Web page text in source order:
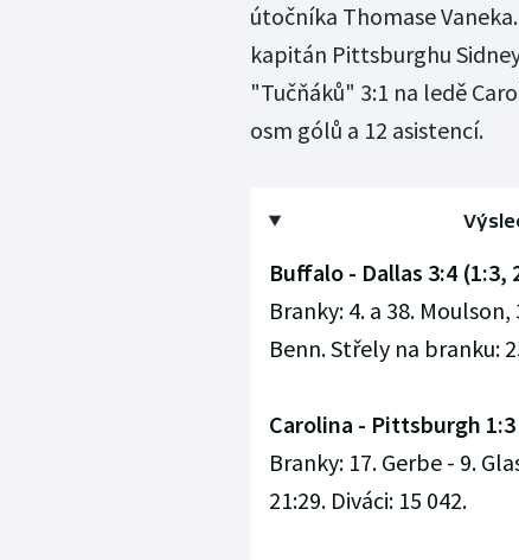
útočníka Thomase
kapitán Pittsburghu
"Tučňáků" 3:1 na ledě
osm gólů a 12 asistencí.
Buffalo - Dallas 3:4 (1:3,
Branky: 4. a 38.
Benn. Střely na branku:
Carolina - Pittsburgh 1:3
Branky: 17. Gerbe - 9.
21:29. Diváci: 15 042.